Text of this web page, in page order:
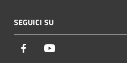
SEGUICI SU
Facebook